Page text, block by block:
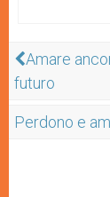
Amare
futuro
Perdono e